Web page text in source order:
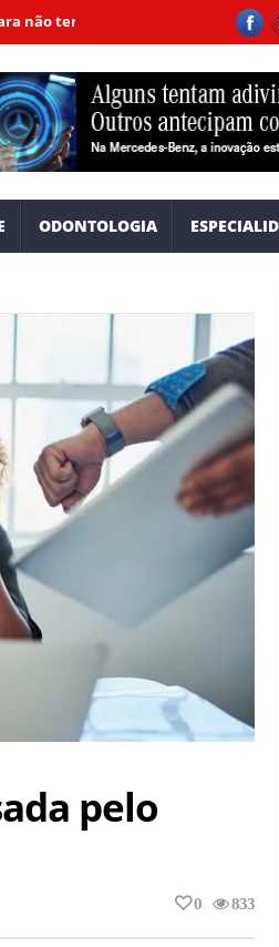
Especialistas dão dicas
ODONTOLOGIA
pelo
833
0